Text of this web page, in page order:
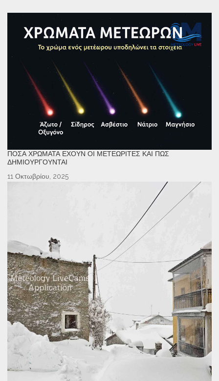
ΠΌΣΑ ΧΡΏΜΑΤΑ ΈΧΟΥΝ ΟΙ ΜΕΤΕΩΡΊΤΕΣ ΚΑΙ ΠΏΣ
ΔΗΜΙΟΥΡΓΟΎΝΤΑΙ
11 Οκτωβρίου, 2025